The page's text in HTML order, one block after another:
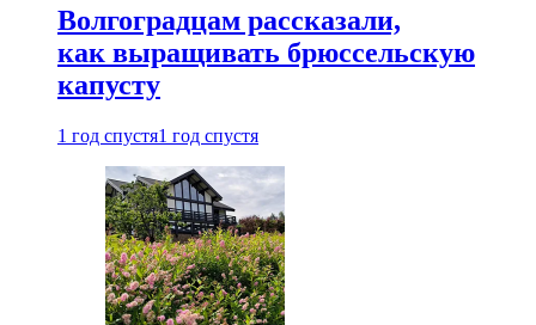
Волгоградцам рассказали,
как выращивать брюссельскую
капусту
1 год спустя1 год спустя